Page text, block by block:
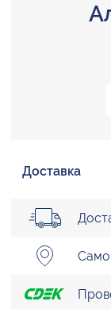
Доставка